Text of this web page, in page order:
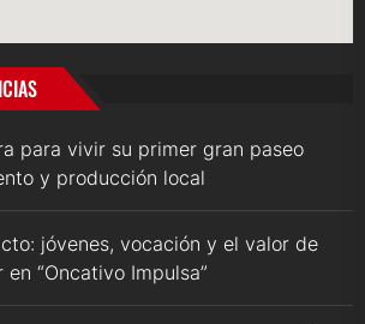
para vivir su primer gran paseo
y producción local
jóvenes, vocación y el valor de
“Oncativo Impulsa”